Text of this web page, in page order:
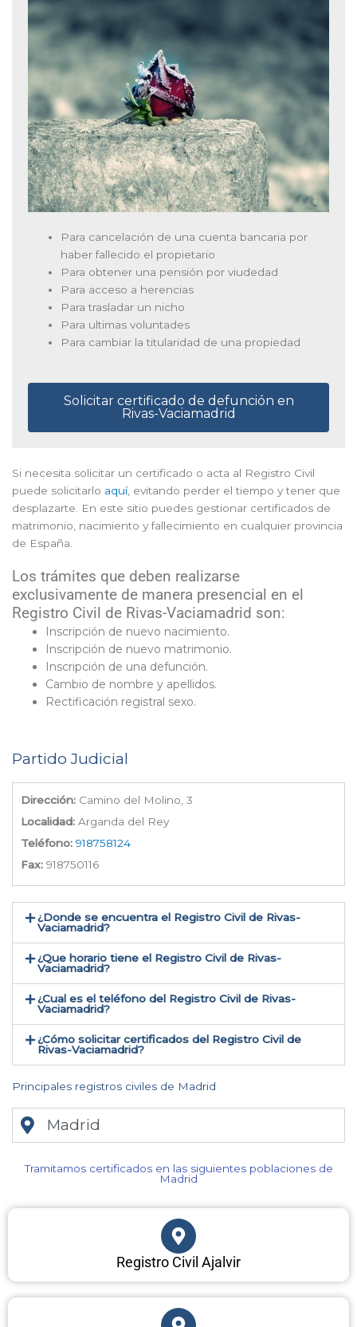
Para cancelación de una cuenta bancaria por
haber fallecido el propietario
Para obtener una pensión por viudedad
Para acceso a herencias
Para trasladar un nicho
Para ultimas voluntades
Para cambiar la titularidad de una propiedad
Solicitar certificado de defunción en
Rivas-Vaciamadrid
Si necesita solicitar un certificado o acta al Registro Civil
puede solicitarlo aquí, evitando perder el tiempo y tener que
desplazarte. En este sitio puedes gestionar certificados de
matrimonio, nacimiento y fallecimiento en cualquier provincia
de España.
Los trámites que deben realizarse
exclusivamente de manera presencial en el
Registro Civil de Rivas-Vaciamadrid son:
Inscripción de nuevo nacimiento.
Inscripción de nuevo matrimonio.
Inscripción de una defunción.
Cambio de nombre y apellidos.
Rectificación registral sexo.
Partido Judicial
Dirección: Camino del Molino, 3
Localidad: Arganda del Rey
Teléfono: 918758124
Fax: 918750116
¿Donde se encuentra el Registro Civil de Rivas-
Vaciamadrid​?
¿Que horario tiene el Registro Civil de Rivas-
Vaciamadrid?
¿Cual es el teléfono del Registro Civil de Rivas-
Vaciamadrid​?
¿Cómo solicitar certificados del Registro Civil de
Rivas-Vaciamadrid​?
Principales registros civiles de Madrid
Madrid
Tramitamos certificados en las siguientes poblaciones de
Madrid​
Registro Civil Ajalvir